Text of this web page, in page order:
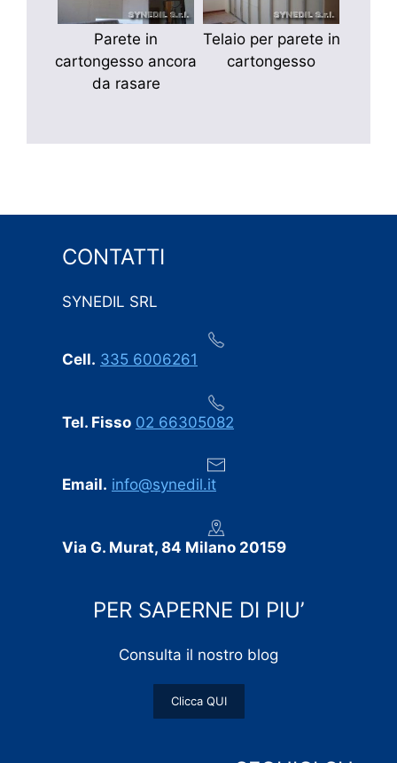
Parete in
cartongesso ancora
da rasare
Telaio per parete in
cartongesso
CONTATTI
SYNEDIL SRL
Cell. 335 6006261
Tel. Fisso 02 66305082
Email. info@synedil.it
Via G. Murat, 84 Milano 20159
PER SAPERNE DI PIU’
Consulta il nostro blog
Clicca QUI